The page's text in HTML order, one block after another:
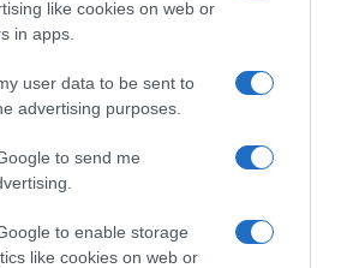
like cookies on web or
in apps.
user data to be sent to
advertising purposes.
to send me
to enable storage
like cookies on web or
και τη συνεργασία της με το
Διαβάστε περισσότερα